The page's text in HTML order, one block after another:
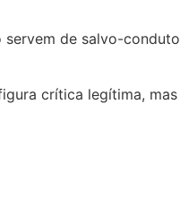
servem de salvo-conduto
crítica legítima, mas